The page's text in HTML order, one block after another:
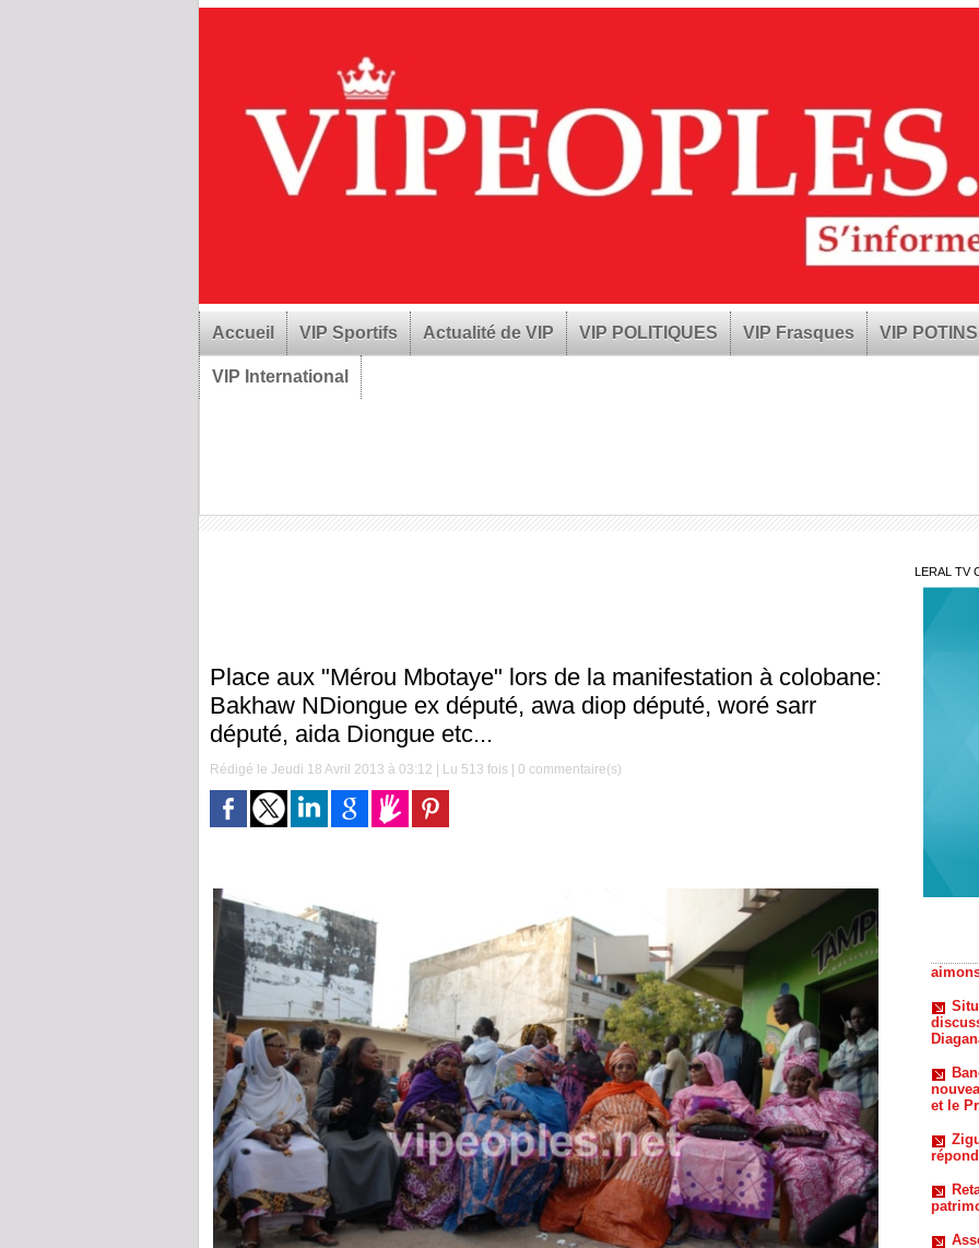
Accueil VIP Sportifs Actualité de VIP VIP POLITIQUES VIP Frasques VIP POTINS
VIP International
Place aux "Mérou Mbotaye" lors de la manifestation à colobane:
Bakhaw NDiongue ex député, awa diop député, woré sarr
député, aida Diongue etc...
Rédigé le Jeudi 18 Avril 2013 à 03:12 | Lu 513 fois | 0 commentaire(s)
LERAL TV
et le